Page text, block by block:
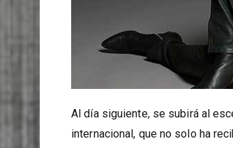
Al día siguiente, se subirá al